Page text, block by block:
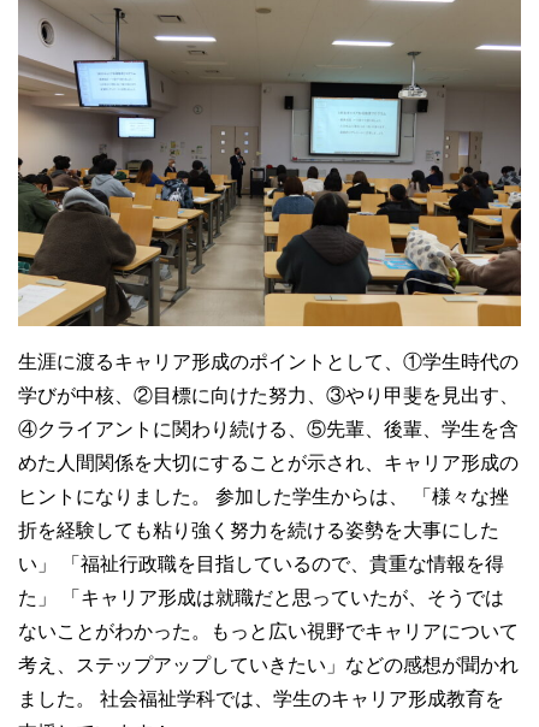
生涯に渡るキャリア形成のポイントとして、①学生時代の
学びが中核、②目標に向けた努力、③やり甲斐を見出す、
④クライアントに関わり続ける、⑤先輩、後輩、学生を含
めた人間関係を大切にすることが示され、キャリア形成の
ヒントになりました。
参加した学生からは、 「様々な挫
折を経験しても粘り強く努力を続ける姿勢を大事にした
い」 「福祉行政職を目指しているので、貴重な情報を得
た」 「キャリア形成は就職だと思っていたが、そうでは
ないことがわかった。もっと広い視野でキャリアについて
考え、ステップアップしていきたい」などの感想が聞かれ
ました。
社会福祉学科では、学生のキャリア形成教育を